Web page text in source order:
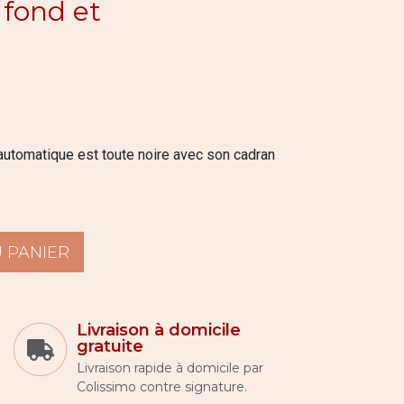
fond et
est toute noire avec son cadran
Livraison à domicile
gratuite
Livraison rapide à domicile par
Colissimo contre signature.